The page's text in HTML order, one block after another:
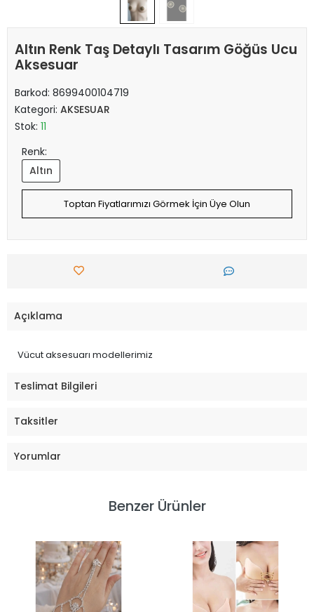
Altın Renk Taş Detaylı Tasarım Göğüs Ucu
Aksesuar
Barkod: 8699400104719
Kategori: AKSESUAR
Stok: 11
Renk:
Altın
Toptan Fiyatlarımızı Görmek İçin Üye Olun
Açıklama
Vücut aksesuarı modellerimiz
Teslimat Bilgileri
Taksitler
Yorumlar
Benzer Ürünler